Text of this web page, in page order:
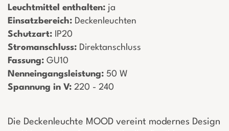
Leuchtmittel enthalten: ­ ja
Einsatzbereich: ­ Deckenleuchten
Schutzart: ­ IP20
Stromanschluss: ­ Direktanschluss
Fassung: ­ GU10
Nenneingangsleistung: ­ 50 W
Spannung in V: ­ 220 - 240
Die Deckenleuchte MOOD vereint modernes Design